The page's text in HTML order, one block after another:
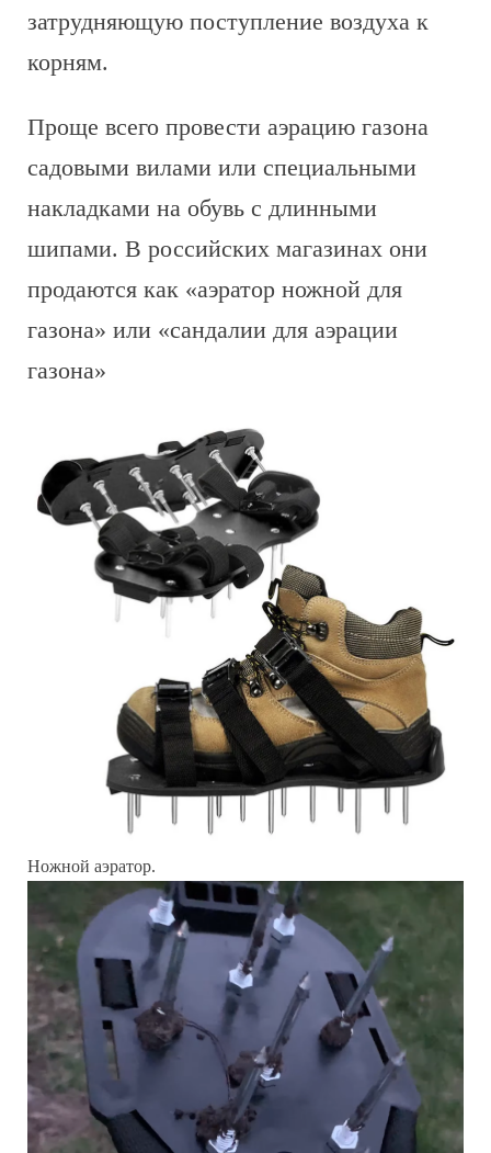
затрудняющую поступление воздуха к
корням.
Проще всего провести аэрацию газона
садовыми вилами или специальными
накладками на обувь с длинными
шипами. В российских магазинах они
продаются как «аэратор ножной для
газона» или «сандалии для аэрации
газона»
Ножной аэратор.